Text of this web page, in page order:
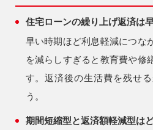
住宅ローンの繰り上げ返済は
早い時期ほど利息軽減につな
を減らしすぎると教育費や修
す。返済後の生活費を残せ
う。
期間短縮型と返済額軽減型は